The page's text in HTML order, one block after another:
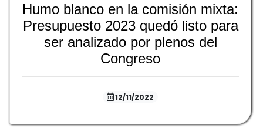
Humo blanco en la comisión mixta:
Presupuesto 2023 quedó listo para
ser analizado por plenos del
Congreso
12/11/2022